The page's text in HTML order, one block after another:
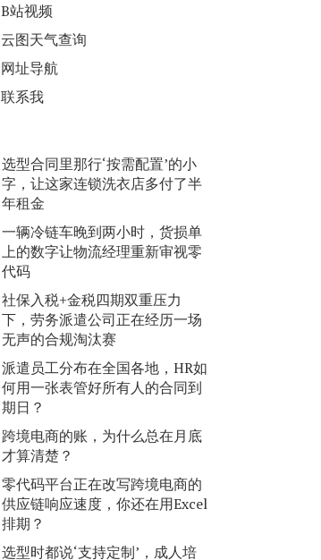
B站视频
云图天气查询
网址导航
联系我
选型合同里那行‘按需配置’的小
字，让这家连锁洗衣店多付了半
年租金
一辆冷链车晚到两小时，货损单
上的数字让物流经理重新审视零
代码
社保入税+金税四期双重压力
下，劳务派遣公司正在经历一场
无声的合规淘汰赛
派遣员工分布在全国各地，HR如
何用一张表管好所有人的合同到
期日？
跨境电商的账，为什么总在月底
才算清楚？
零代码平台正在改写跨境电商的
供应链响应速度，你还在用Excel
排期？
选型时都说‘支持定制’，成人培